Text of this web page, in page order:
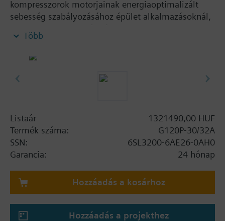
kompresszorok motorjainak energiaoptimalizált
sebesség szabályozásához épület alkalmazásoknál,
benne: PM230 teljesítmény modul, CU230P-2
szabályozó egység kijelző lappal, panel nélkül.
További információ
Ha használnak megjelenítő szettet a Teljesítmény
BOP-2 használatával a mélység 10mm-rel nő, IOP
használatával 20mm-rel nő..
Több
Listaár
1321490,00 HUF
Termék száma:
G120P-30/32A
SSN:
6SL3200-6AE26-0AH0
Garancia:
24 hónap
Hozzáadás a kosárhoz
Hozzáadás a projekthez